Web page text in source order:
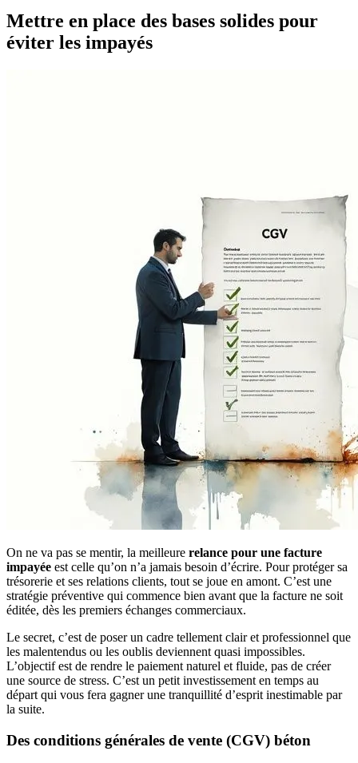
Mettre en place des bases solides pour
éviter les impayés
On ne va pas se mentir, la meilleure relance pour une facture
impayée est celle qu’on n’a jamais besoin d’écrire. Pour protéger sa
trésorerie et ses relations clients, tout se joue en amont. C’est une
stratégie préventive qui commence bien avant que la facture ne soit
éditée, dès les premiers échanges commerciaux.
Le secret, c’est de poser un cadre tellement clair et professionnel que
les malentendus ou les oublis deviennent quasi impossibles.
L’objectif est de rendre le paiement naturel et fluide, pas de créer
une source de stress. C’est un petit investissement en temps au
départ qui vous fera gagner une tranquillité d’esprit inestimable par
la suite.
Des conditions générales de vente (CGV) béton